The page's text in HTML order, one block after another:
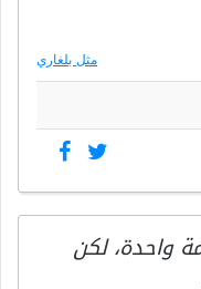
مثل بلغاري
واحدة، لكن